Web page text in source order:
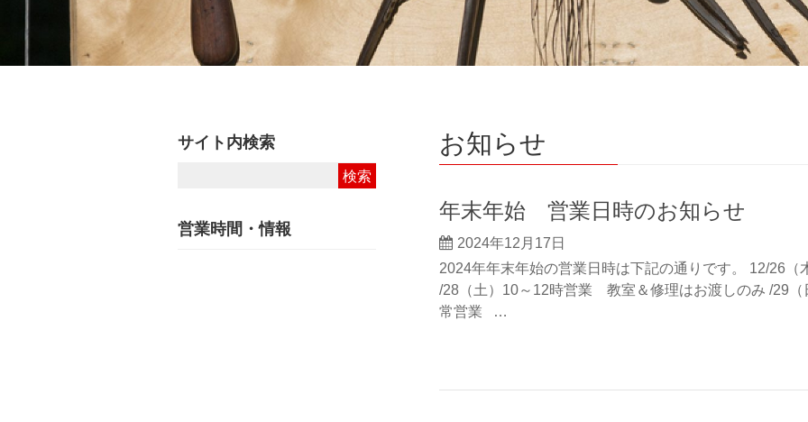
お知らせ
年末年始 営業日時のお知らせ
2024年12月17日
2024年年末年始の営業日時は下記の通りです。 12/26（
/28（土）10～12時営業 教室＆修理はお渡しのみ /29（
常営業 …
サイト内検索
営業時間・情報